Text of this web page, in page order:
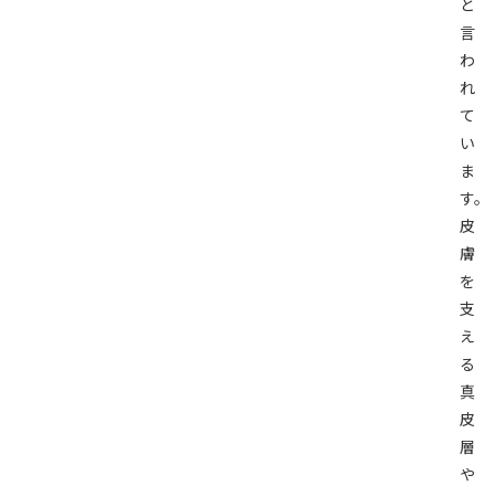
言
わ
れ
て
い
ま
す。
皮
膚
を
支
え
る
真
皮
層
や